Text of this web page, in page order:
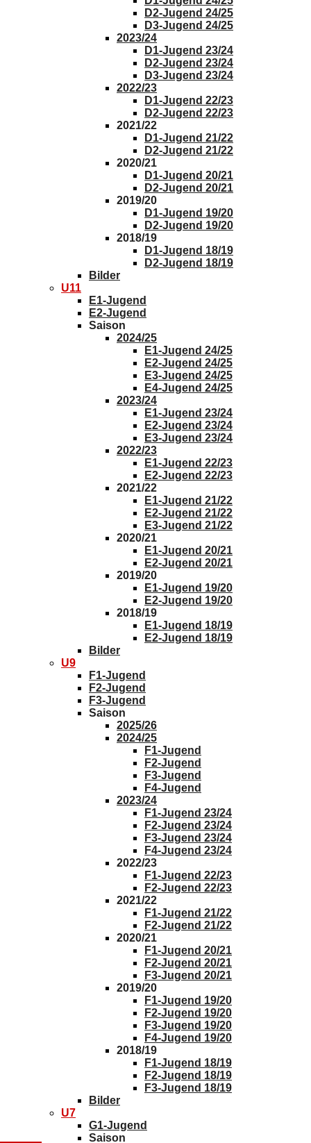
D2-Jugend 24/25
D3-Jugend 24/25
2023/24
D1-Jugend 23/24
D2-Jugend 23/24
D3-Jugend 23/24
2022/23
D1-Jugend 22/23
D2-Jugend 22/23
2021/22
D1-Jugend 21/22
D2-Jugend 21/22
2020/21
D1-Jugend 20/21
D2-Jugend 20/21
2019/20
D1-Jugend 19/20
D2-Jugend 19/20
2018/19
D1-Jugend 18/19
D2-Jugend 18/19
Bilder
U11
E1-Jugend
E2-Jugend
Saison
2024/25
E1-Jugend 24/25
E2-Jugend 24/25
E3-Jugend 24/25
E4-Jugend 24/25
2023/24
E1-Jugend 23/24
E2-Jugend 23/24
E3-Jugend 23/24
2022/23
E1-Jugend 22/23
E2-Jugend 22/23
2021/22
E1-Jugend 21/22
E2-Jugend 21/22
E3-Jugend 21/22
2020/21
E1-Jugend 20/21
E2-Jugend 20/21
2019/20
E1-Jugend 19/20
E2-Jugend 19/20
2018/19
E1-Jugend 18/19
E2-Jugend 18/19
Bilder
U9
F1-Jugend
F2-Jugend
F3-Jugend
Saison
2025/26
2024/25
F1-Jugend
F2-Jugend
F3-Jugend
F4-Jugend
2023/24
F1-Jugend 23/24
F2-Jugend 23/24
F3-Jugend 23/24
F4-Jugend 23/24
2022/23
F1-Jugend 22/23
F2-Jugend 22/23
2021/22
F1-Jugend 21/22
F2-Jugend 21/22
2020/21
F1-Jugend 20/21
F2-Jugend 20/21
F3-Jugend 20/21
2019/20
F1-Jugend 19/20
F2-Jugend 19/20
F3-Jugend 19/20
F4-Jugend 19/20
2018/19
F1-Jugend 18/19
F2-Jugend 18/19
F3-Jugend 18/19
Bilder
U7
G1-Jugend
Saison